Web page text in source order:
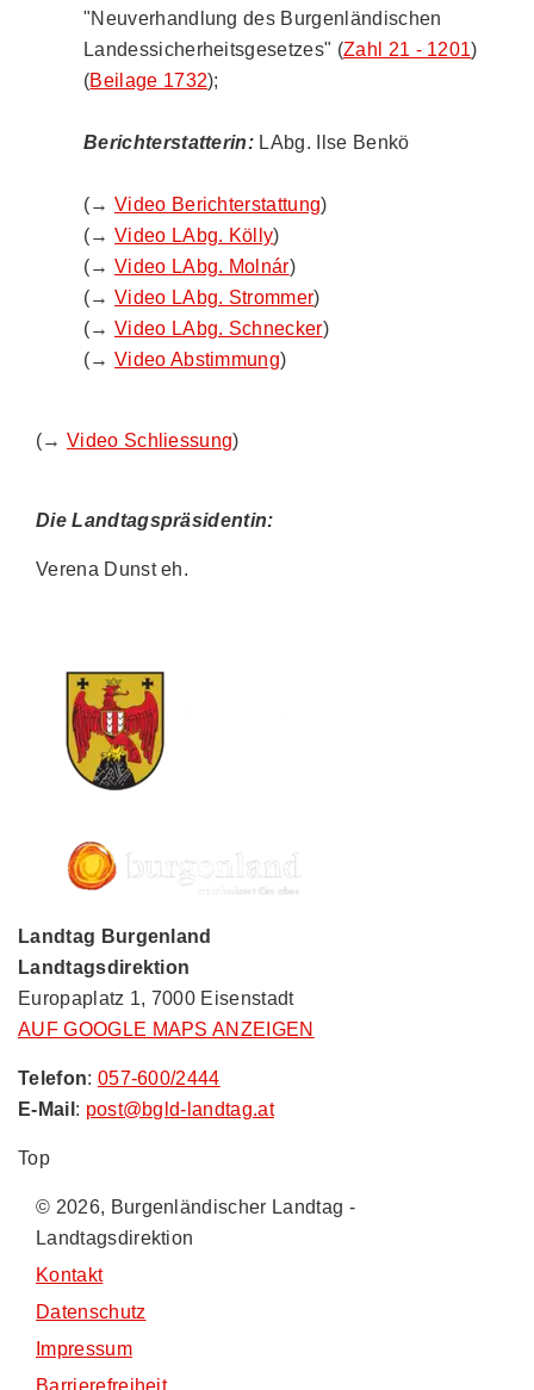
"Neuverhandlung des Burgenländischen
Landessicherheitsgesetzes" (Zahl 21 - 1201)
(Beilage 1732);
Berichterstatterin: LAbg. Ilse Benkö
(→ Video Berichterstattung)
(→ Video LAbg. Kölly)
(→ Video LAbg. Molnár)
(→ Video LAbg. Strommer)
(→ Video LAbg. Schnecker)
(→ Video Abstimmung)
(→ Video Schliessung)
Die Landtagspräsidentin:
Verena Dunst eh.
Landtag Burgenland
Landtagsdirektion
Europaplatz 1, 7000 Eisenstadt
AUF GOOGLE MAPS ANZEIGEN
Telefon: 057-600/2444
E-Mail : post@bgld-landtag.at
Top
© 2026, Burgenländischer Landtag -
Landtagsdirektion
Kontakt
Datenschutz
Impressum
Barrierefreiheit